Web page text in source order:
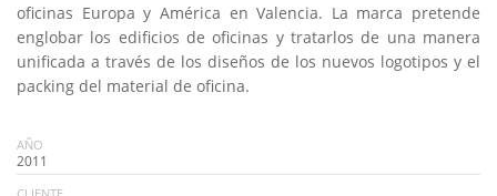
oficinas Europa y América en Valencia. La marca pretende
englobar los edificios de oficinas y tratarlos de una manera
unificada a través de los diseños de los nuevos logotipos y el
packing del material de oficina.
AÑO
2011
CLIENTE